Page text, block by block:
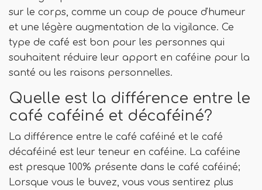
sur le corps, comme un coup de pouce d'humeur
et une légère augmentation de la vigilance. Ce
type de café est bon pour les personnes qui
souhaitent réduire leur apport en caféine pour la
santé ou les raisons personnelles.
Quelle est la différence entre le
café caféiné et décaféiné?
La différence entre le café caféiné et le café
décaféiné est leur teneur en caféine. La caféine
est presque 100% présente dans le café caféiné;
Lorsque vous le buvez, vous vous sentirez plus